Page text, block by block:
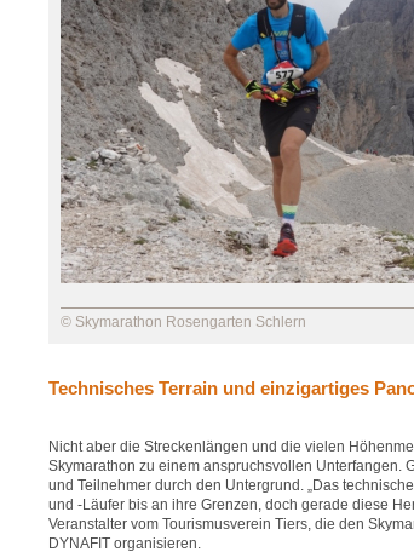
© Skymarathon Rosengarten Schlern
Technisches Terrain und einzigartiges
Nicht aber die Streckenlängen und die vielen
Skymarathon zu einem anspruchsvollen Unterfangen.
und Teilnehmer durch den Untergrund. „Das
und -Läufer bis an ihre Grenzen, doch gerade diese
Veranstalter vom Tourismusverein Tiers, die den
DYNAFIT organisieren.